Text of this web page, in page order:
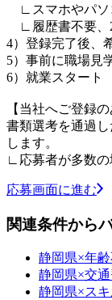
∟スマホやパソ
∟履歴書不要、
4）登録完了後、
5）事前に職場見
6）就業スタート
【当社へご登録の
書類選考を通過
します。
∟応募者が多数の
応募画面に進む
関連条件から
静岡県×年齢
静岡県×交
静岡県×スキ